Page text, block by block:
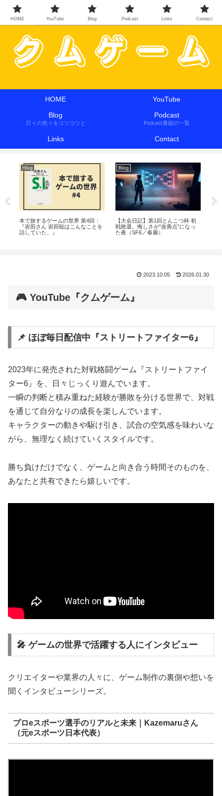
HOME
YouTube
Blog
日々の色々をコツコツと
Podcast
Podcast番組の一覧
Links Contact
Blog
本で旅するゲームの世界 第4回：
『岩田さん 岩田聡はこんなことを
話していた。』
Blog
【大会日記】第1回とんこつ杯 初
戦敗退。悔しさが“改善点”になっ
た夜（SF6／春麗）
2023.10.05 2026.01.30
🎮 YouTube『クムゲーム』
📌 ほぼ毎日配信中『ストリートファイター6』
2023年に発売された対戦格闘ゲーム『ストリートファイ
ター6』を、日々じっくり遊んでいます。
一瞬の判断と積み重ねた経験が勝敗を分ける世界で、対戦
を通じて自分なりの成長を楽しんでいます。
キャラクターの動きや駆け引き、試合の空気感を味わいな
がら、無理なく続けていくスタイルです。
勝ち負けだけでなく、ゲームと向き合う時間そのものを、
あなたと共有できたら嬉しいです。
🎤 ゲームの世界で活躍する人にインタビュー
クリエイターや業界の人々に、ゲーム制作の裏側や想いを
聞くインタビューシリーズ。
プロeスポーツ選手のリアルと未来｜Kazemaruさん
（元eスポーツ日本代表）
HOME YouTube Blog Podcast Links Contact